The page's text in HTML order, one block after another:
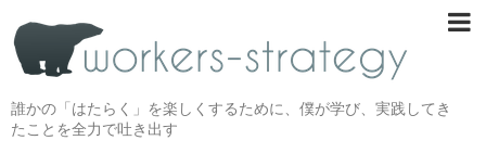
誰かの「はたらく」を楽しくするために、僕が学び、実践してき
たことを全力で吐き出す